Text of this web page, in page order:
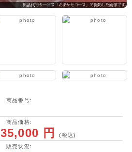
商品番号:
商品価格:
35,000 円(税込)
販売状況: